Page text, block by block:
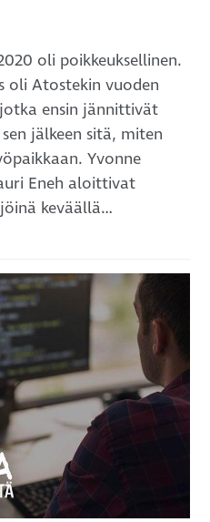
oli poikkeuksellinen.
oli Atostekin vuoden
ensin jännittivät
jälkeen sitä, miten
Yvonne
Eneh aloittivat
keväällä…